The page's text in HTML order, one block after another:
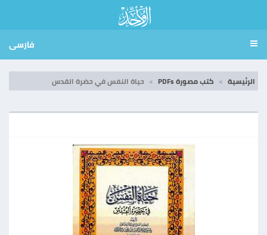
فارسی
الرئيسية كتب مصورة PDFs حياة النفس في حضرة القدس